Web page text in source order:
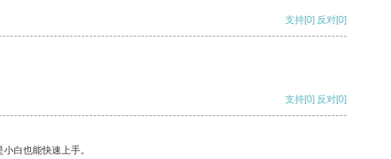
支持[0] 反对[0]
支持[0] 反对[0]
白也能快速上手。